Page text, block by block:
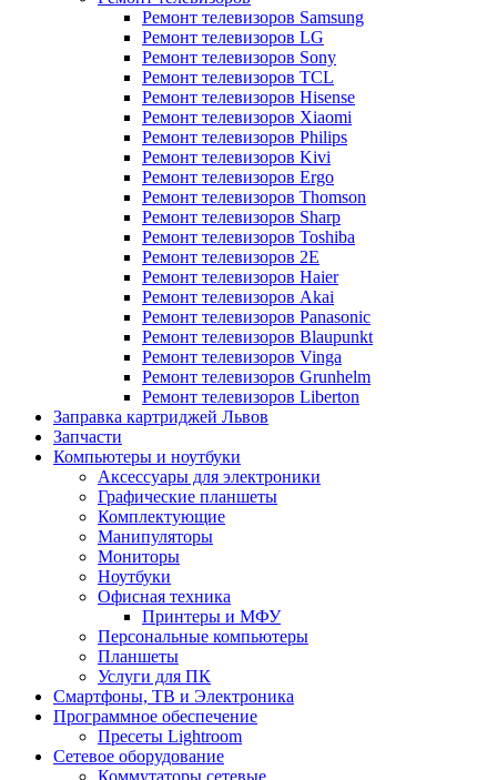
Ремонт телевизоров Samsung
Ремонт телевизоров LG
Ремонт телевизоров Sony
Ремонт телевизоров TCL
Ремонт телевизоров Hisense
Ремонт телевизоров Xiaomi
Ремонт телевизоров Philips
Ремонт телевизоров Kivi
Ремонт телевизоров Ergo
Ремонт телевизоров Thomson
Ремонт телевизоров Sharp
Ремонт телевизоров Toshiba
Ремонт телевизоров 2E
Ремонт телевизоров Haier
Ремонт телевизоров Akai
Ремонт телевизоров Panasonic
Ремонт телевизоров Blaupunkt
Ремонт телевизоров Vinga
Ремонт телевизоров Grunhelm
Ремонт телевизоров Liberton
Заправка картриджей Львов
Запчасти
Компьютеры и ноутбуки
Аксессуары для электроники
Графические планшеты
Комплектующие
Манипуляторы
Мониторы
Ноутбуки
Офисная техника
Принтеры и МФУ
Персональные компьютеры
Планшеты
Услуги для ПК
Смартфоны, ТВ и Электроника
Программное обеспечение
Пресеты Lightroom
Сетевое оборудование